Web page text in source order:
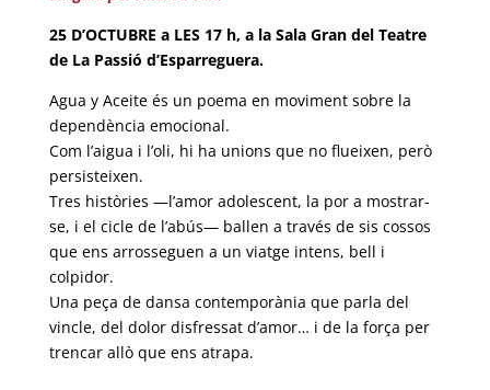
25 D’OCTUBRE a LES 17 h, a la Sala Gran del Teatre
de La Passió d’Esparreguera.
Agua y Aceite és un poema en moviment sobre la
dependència emocional.
Com l’aigua i l’oli, hi ha unions que no flueixen, però
persisteixen.
Tres històries —l’amor adolescent, la por a mostrar-
se, i el cicle de l’abús— ballen a través de sis cossos
que ens arrosseguen a un viatge intens, bell i
colpidor.
Una peça de dansa contemporània que parla del
vincle, del dolor disfressat d’amor… i de la força per
trencar allò que ens atrapa.